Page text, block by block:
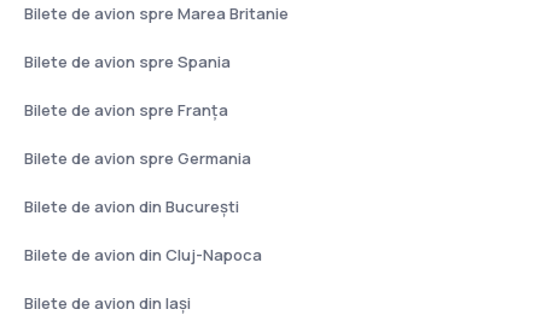
Bilete de avion spre Marea Britanie
Bilete de avion spre Spania
Bilete de avion spre Franţa
Bilete de avion spre Germania
Bilete de avion din București
Bilete de avion din Cluj-Napoca
Bilete de avion din Iași